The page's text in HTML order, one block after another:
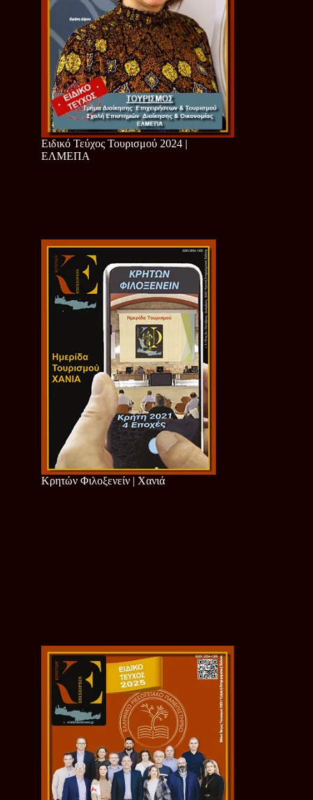
Ειδικό Τεύχος Τουρισμού 2024 |
ΕΛΜΕΠΑ
Κρητών Φιλοξενείν | Χανιά